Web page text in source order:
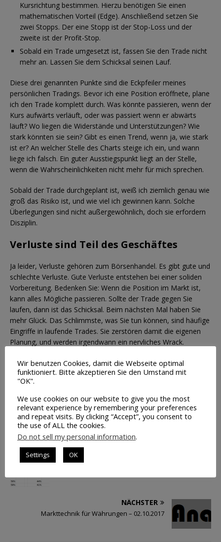
Kursrichtung bestimmen. Hierzu benötigen Sie einen
mathematischen Vorteil (Edge). Anschließend setzen Sie
zwei Stopps. Der eine Stopp ist der Stop-Loss und der
zweite ist der Profit-Stop.
Sobald ein Trade umgesetzt ist, fassen Sie den Trade nicht
mehr an. Lassen Sie dem Schicksal seinen Lauf.
Diese drei genannten Punkte sind die Eckpfeiler meines
persönlichen Tradings. Bevor ich eine Position eröffnete, plane
ich den Trade komplett durch. Was könnte passieren, wenn der
Kurs aufwärts verläuft, oder was passiert wenn er abwärts
läuft? Wo liegen die Widerstände und Unterstützungen? Wie
stark könnten sie sein? Gibt es einen Trend, wenn ja, wie stark
ist er? An welcher Stelle des Charts steige ich ein, und wann
liege ich falsch. Ein guter Ausstiegspunkt liegt an der Stelle,
wenn die Wahrscheinlichkeiten nicht mehr für mich sprechen.
Sobald der Trade durchgeplant ist, weiß ich ziemlich genau wie
groß das Risiko ist, und wie viel ich gewinnen kann. Solche
Überlegungen sind nicht außergewöhnlich, doch sie erfordern
Disziplin.
Verluste sind Teil des Geschäftes
Ja leider, Verluste gehören zum Börsenhandel. Es gibt gute und
schlechte Verluste. Gute Verluste entstehen bei einer soliden
Vorbereitung. Bedenken Sie: Wenn die Position im Markt ist,
kann alles Mögliche passieren. Sollte der Trade gegen Sie
laufen, dann ist das Schicksal. Beim nächsten Mal haben Sie
mehr Glück. Das Schlimmste, was Sie tun können, sind häufige
Eingriffe in laufende Trades. Sie zerstören damit die eigenen
Planung, und werden irgendwann ein nervliches Wrack.
TREFFERQUOTE FOREX
VORHERIGER
NÄCHSTER
Markttechnik für Währungen – 02.10.2017
Wir benutzen Cookies, damit die Webseite optimal
funktioniert. Bitte akzeptieren Sie den Umstand mit
"OK".
We use cookies on our website to give you the most
relevant experience by remembering your preferences
and repeat visits. By clicking “Accept”, you consent to
the use of ALL the cookies.
Do not sell my personal information.
Settings OK